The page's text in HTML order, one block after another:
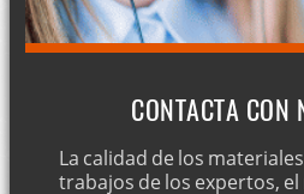
CONTACTA CON
La calidad de los
trabajos de los expertos,